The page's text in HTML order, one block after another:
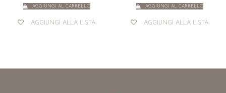
AGGIUNGI AL CARRELLO
AGGIUNGI ALLA LISTA
AGGIUNGI AL CARRELLO
AGGIUNGI ALLA LISTA